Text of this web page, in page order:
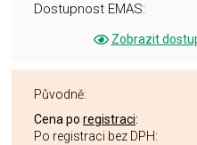
Dostupnost EMAS:
Zobrazit
Původně:
Cena po registraci:
Po registraci bez DPH: